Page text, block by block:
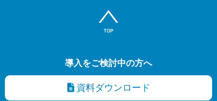
導入をご検討中の方へ
資料ダウンロード